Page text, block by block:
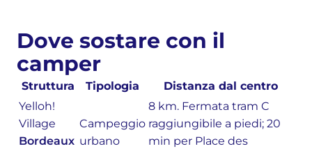
Dove sostare con il
camper
Struttura Tipologia
Distanza dal centro
Yelloh!
Village
Bordeaux
Campeggio
urbano
8 km. Fermata tram C
raggiungibile a piedi; 20
min per Place des